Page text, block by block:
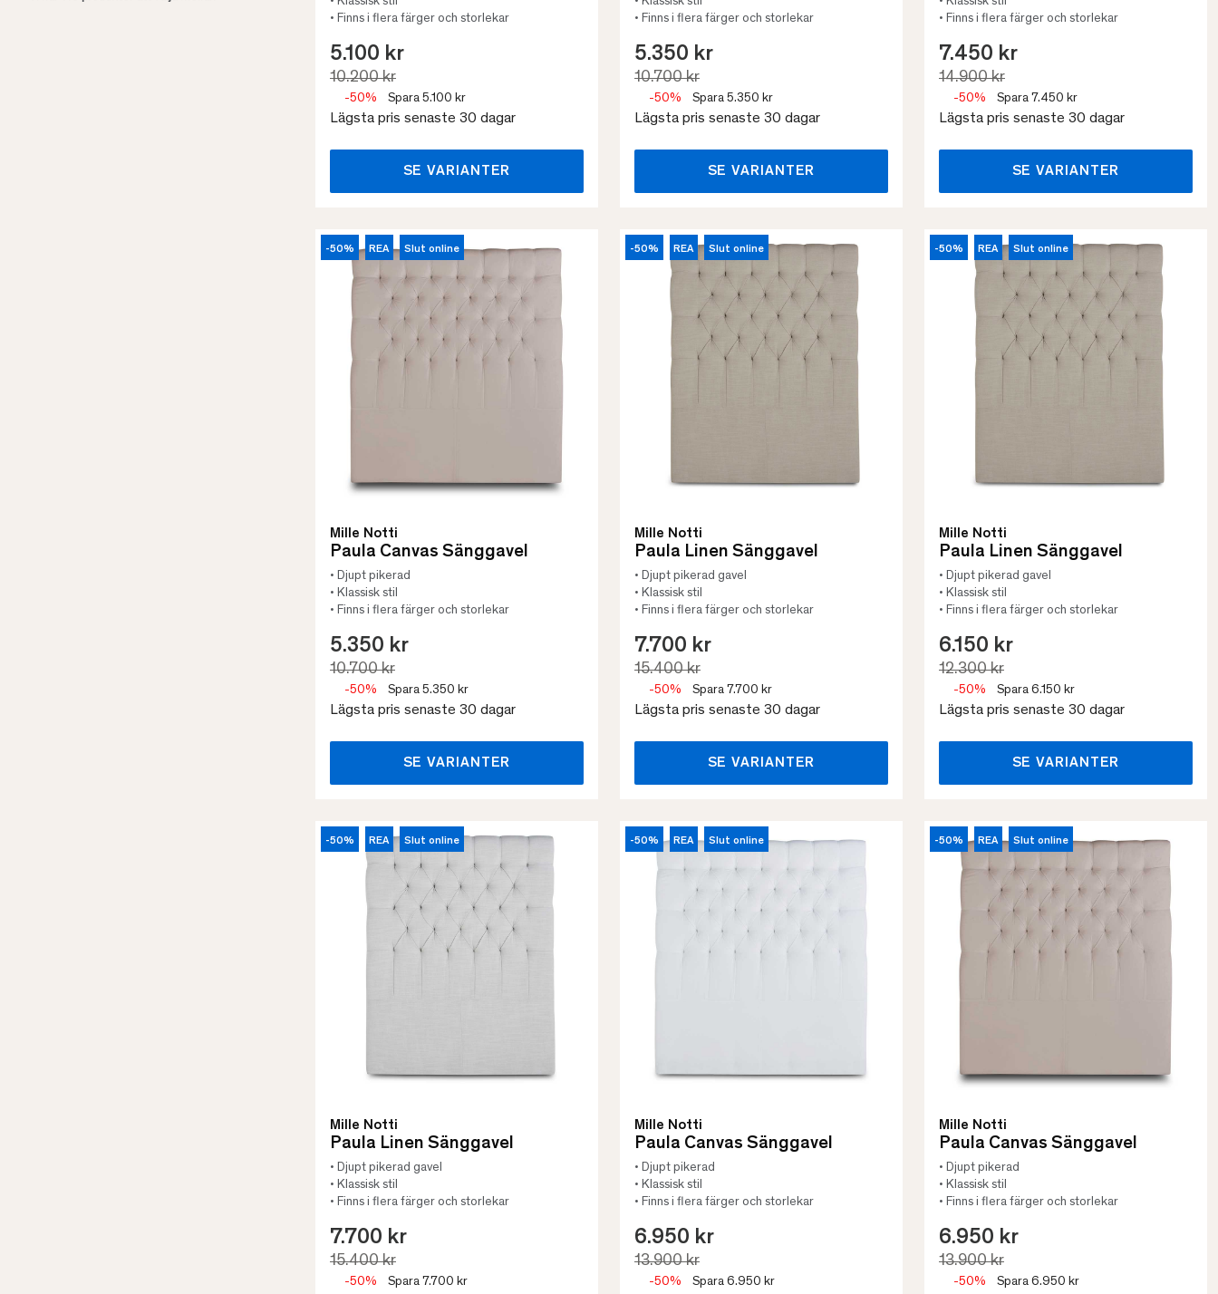
• Finns i flera färger och storlekar
5.100 kr
10.200 kr
-50% Spara 5.100 kr
Lägsta pris senaste 30 dagar
SE VARIANTER
• Finns i flera färger och storlekar
5.350 kr
10.700 kr
-50% Spara 5.350 kr
Lägsta pris senaste 30 dagar
SE VARIANTER
• Finns i flera färger och storlekar
7.450 kr
14.900 kr
-50% Spara 7.450 kr
Lägsta pris senaste 30 dagar
SE VARIANTER
-50% REA Slut online
Mille Notti
Paula Canvas Sänggavel
• Djupt pikerad
• Klassisk stil
• Finns i flera färger och storlekar
5.350 kr
10.700 kr
-50% Spara 5.350 kr
Lägsta pris senaste 30 dagar
SE VARIANTER
-50% REA Slut online
Mille Notti
Paula Linen Sänggavel
• Djupt pikerad gavel
• Klassisk stil
• Finns i flera färger och storlekar
7.700 kr
15.400 kr
-50% Spara 7.700 kr
Lägsta pris senaste 30 dagar
SE VARIANTER
-50% REA Slut online
Mille Notti
Paula Linen Sänggavel
• Djupt pikerad gavel
• Klassisk stil
• Finns i flera färger och storlekar
6.150 kr
12.300 kr
-50% Spara 6.150 kr
Lägsta pris senaste 30 dagar
SE VARIANTER
-50% REA Slut online
Mille Notti
Paula Linen Sänggavel
• Djupt pikerad gavel
• Klassisk stil
• Finns i flera färger och storlekar
7.700 kr
15.400 kr
-50% Spara 7.700 kr
-50% REA Slut online
Mille Notti
Paula Canvas Sänggavel
• Djupt pikerad
• Klassisk stil
• Finns i flera färger och storlekar
6.950 kr
13.900 kr
-50% Spara 6.950 kr
-50% REA Slut online
Mille Notti
Paula Canvas Sänggavel
• Djupt pikerad
• Klassisk stil
• Finns i flera färger och storlekar
6.950 kr
13.900 kr
-50% Spara 6.950 kr